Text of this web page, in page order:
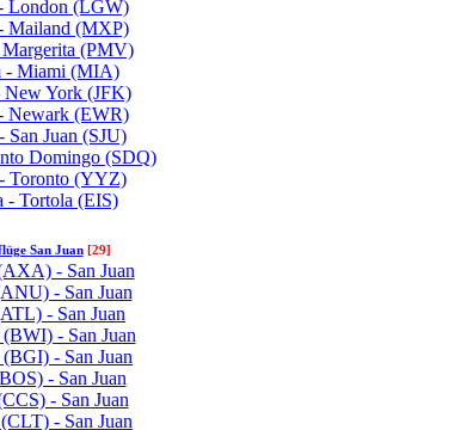
London (LGW)
Mailand (MXP)
(PMV)
- Miami (MIA)
New York (JFK)
Newark (EWR)
San Juan (SJU)
Domingo (SDQ)
Toronto (YYZ)
- Tortola (EIS)
San Juan[29]
- San Juan
- San Juan
- San Juan
- San Juan
- San Juan
- San Juan
- San Juan
- San Juan